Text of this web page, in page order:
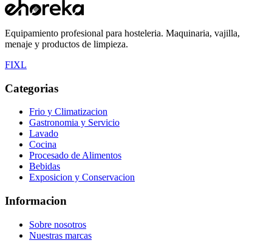
Equipamiento profesional para hosteleria. Maquinaria, vajilla,
menaje y productos de limpieza.
FIXL
Categorias
Frio y Climatizacion
Gastronomia y Servicio
Lavado
Cocina
Procesado de Alimentos
Bebidas
Exposicion y Conservacion
Informacion
Sobre nosotros
Nuestras marcas